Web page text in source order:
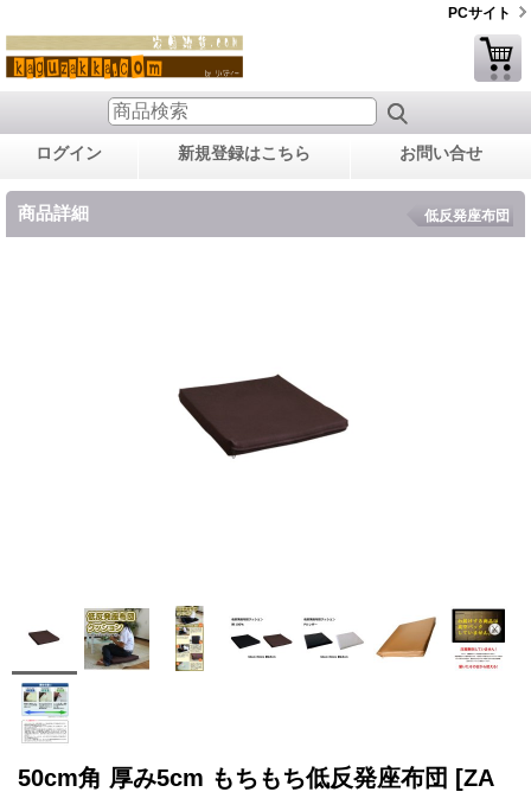
PCサイト
ログイン 新規登録はこちら お問い合せ
商品詳細 低反発座布団
50cm角 厚み5cm もちもち低反発座布団 [ZA